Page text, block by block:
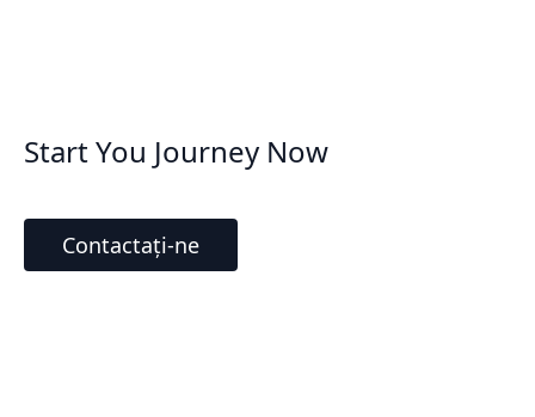
Start You Journey Now
Contactați-ne